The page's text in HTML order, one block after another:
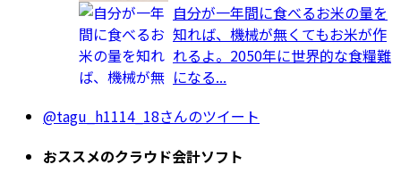
自分が一年間に食べるお米の量を
知れば、機械が無くてもお米が作
れるよ。2050年に世界的な食糧難
になる...
@tagu_h1114_18さんのツイート
おススメのクラウド会計ソフト